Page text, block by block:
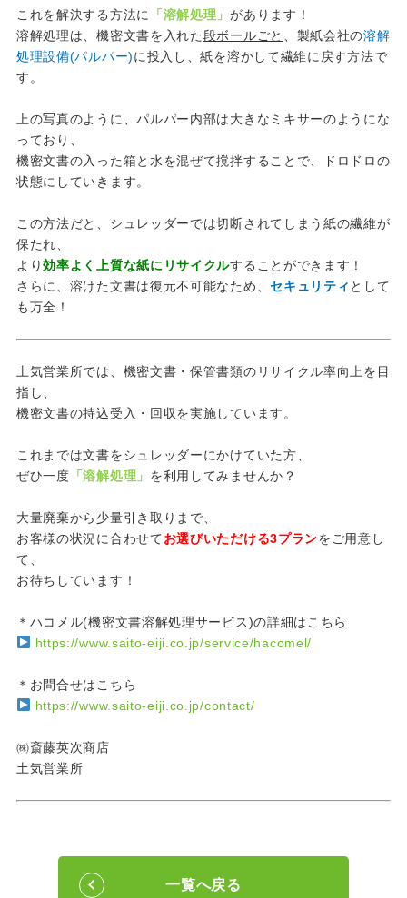
これを解決する方法に 「溶解処理」があります！
溶解処理は、機密文書を入れた段ボールごと 、製紙会社の溶解
処理設備(パルパー)に投入し、紙を溶かして繊維に戻す方法で
す。
上の写真のように、パルパー内部は大きなミキサーのようにな
っており、
機密文書の入った箱と水を混ぜて撹拌することで、ドロドロの
状態にしていきます。
この方法だと、シュレッダーでは切断されてしまう紙の繊維が
保たれ、
より効率よく上質な紙にリサイクルすることができます！
さらに、溶けた文書は復元不可能なため、セキュリティ として
も万全！
土気営業所では、機密文書・保管書類のリサイクル率向上を目
指し、
機密文書の持込受入・回収を実施しています。
これまでは文書をシュレッダーにかけていた方、
ぜひ一度 「溶解処理」 を利用してみませんか？
大量廃棄から少量引き取りまで、
お客様の状況に合わせてお選びいただける3プランをご用意し
て、
お待ちしています！
＊ハコメル(機密文書溶解処理サービス)の詳細はこちら
https://www.saito-eiji.co.jp/service/hacomel/
＊お問合せはこちら
https://www.saito-eiji.co.jp/contact/
㈱斎藤英次商店
土気営業所
一覧へ戻る